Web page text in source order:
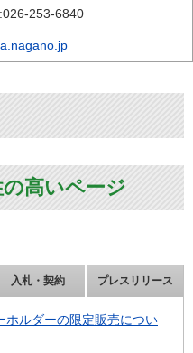
026-253-6840
高いページ
入札・契約 プレスリリース
ホルダーの限定販売につい